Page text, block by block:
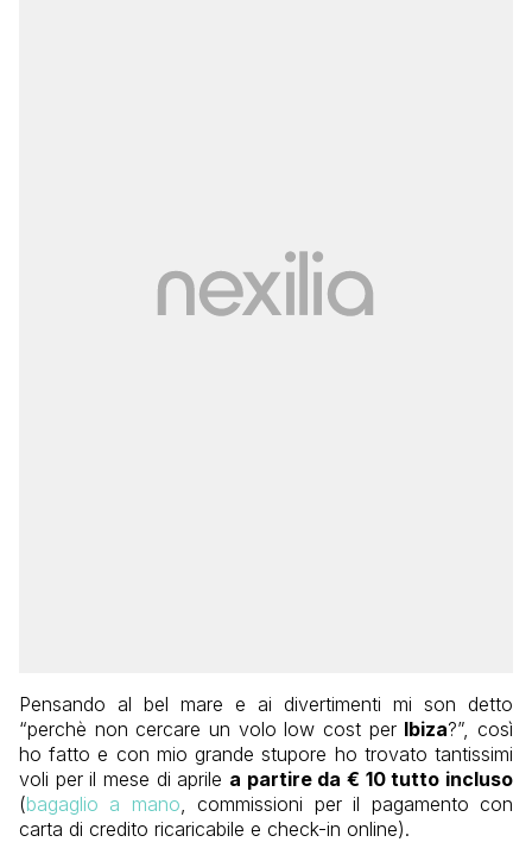
Pensando al bel mare e ai divertimenti mi son detto
“perchè non cercare un volo low cost per Ibiza?”, così
ho fatto e con mio grande stupore ho trovato tantissimi
voli per il mese di aprile a partire da € 10 tutto incluso
(bagaglio a mano , commissioni per il pagamento con
carta di credito ricaricabile e check-in online).